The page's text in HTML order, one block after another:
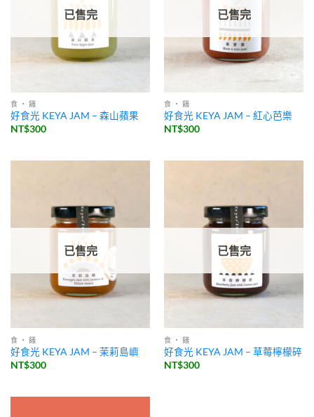
已售完
食 ・ 饈
好食光 KEYA JAM – 森山蘋果
NT$300
已售完
食 ・ 饈
好食光 KEYA JAM – 紅心芭樂
NT$300
已售完
食 ・ 饈
好食光 KEYA JAM – 茉莉島嶼
NT$300
已售完
食 ・ 饈
好食光 KEYA JAM – 草莓檸檬碎
NT$300